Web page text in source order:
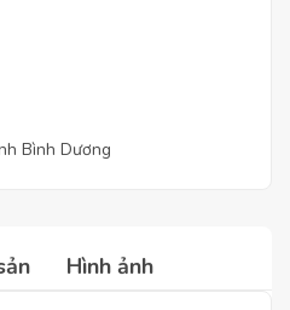
Bình Dương
Hình ảnh